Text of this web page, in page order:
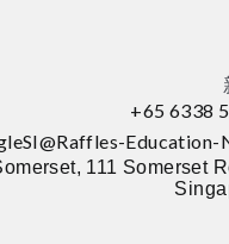
+65 6338
111 Somerset